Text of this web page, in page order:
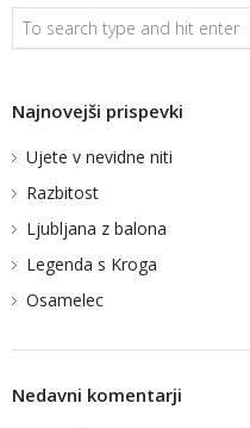
Najnovejši prispevki
Ujete v nevidne niti
Razbitost
Ljubljana z balona
Legenda s Kroga
Osamelec
Nedavni komentarji